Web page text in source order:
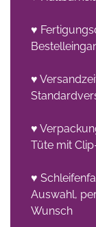
♥
♥
♥
Tüte mit
♥
Auswahl,
Wunsch